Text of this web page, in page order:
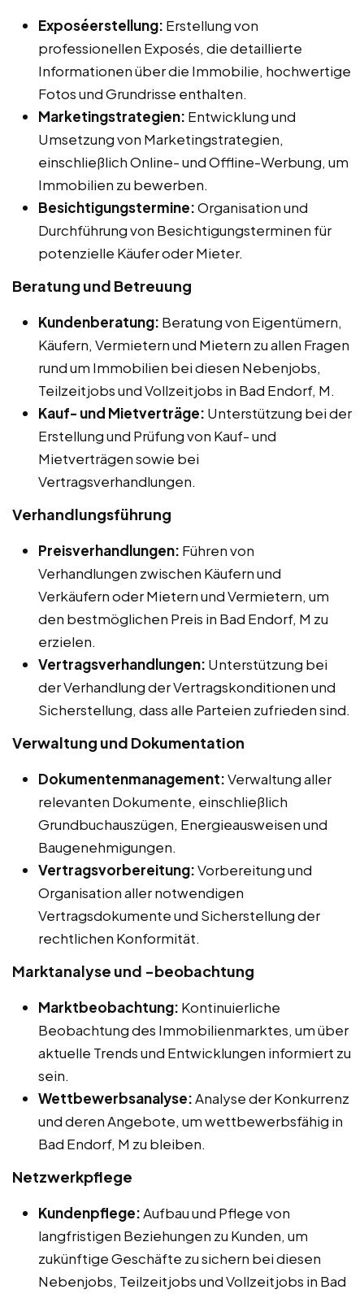
Exposéerstellung: Erstellung von
professionellen Exposés, die detaillierte
Informationen über die Immobilie, hochwertige
Fotos und Grundrisse enthalten.
Marketingstrategien: Entwicklung und
Umsetzung von Marketingstrategien,
einschließlich Online- und Offline-Werbung, um
Immobilien zu bewerben.
Besichtigungstermine:Organisation und
Durchführung von Besichtigungsterminen für
potenzielle Käufer oder Mieter.
Beratung und Betreuung
Kundenberatung: Beratung von Eigentümern,
Käufern, Vermietern und Mietern zu allen Fragen
rund um Immobilien bei diesen Nebenjobs,
Teilzeitjobs und Vollzeitjobs in Bad Endorf, M.
Kauf- und Mietverträge: Unterstützung bei der
Erstellung und Prüfung von Kauf- und
Mietverträgen sowie bei
Vertragsverhandlungen.
Verhandlungsführung
Preisverhandlungen: Führen von
Verhandlungen zwischen Käufern und
Verkäufern oder Mietern und Vermietern, um
den bestmöglichen Preis in Bad Endorf, M zu
erzielen.
Vertragsverhandlungen: Unterstützung bei
der Verhandlung der Vertragskonditionen und
Sicherstellung, dass alle Parteien zufrieden sind.
Verwaltung und Dokumentation
Dokumentenmanagement:Verwaltung aller
relevanten Dokumente, einschließlich
Grundbuchauszügen, Energieausweisen und
Baugenehmigungen.
Vertragsvorbereitung:Vorbereitung und
Organisation aller notwendigen
Vertragsdokumente und Sicherstellung der
rechtlichen Konformität.
Marktanalyse und -beobachtung
Marktbeobachtung: Kontinuierliche
Beobachtung des Immobilienmarktes, um über
aktuelle Trends und Entwicklungen informiert zu
sein.
Wettbewerbsanalyse:Analyse der Konkurrenz
und deren Angebote, um wettbewerbsfähig in
Bad Endorf, M zu bleiben.
Netzwerkpflege
Kundenpflege:Aufbau und Pflege von
langfristigen Beziehungen zu Kunden, um
zukünftige Geschäfte zu sichern bei diesen
Nebenjobs, Teilzeitjobs und Vollzeitjobs in Bad